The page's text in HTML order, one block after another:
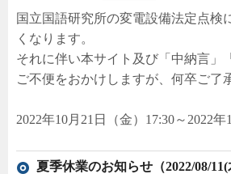
国立国語研究所の変電設備法定点
くなります。
それに伴い本サイト及び「中納言
ご不便をおかけしますが、何卒ご了
2022年10月21日（金）17:30～2022
夏季休業のお知らせ（2022/08/